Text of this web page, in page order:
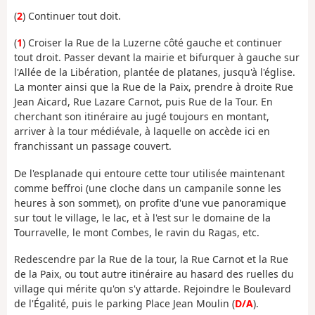
(2) Continuer tout doit.
(1) Croiser la Rue de la Luzerne côté gauche et continuer
tout droit. Passer devant la mairie et bifurquer à gauche sur
l'Allée de la Libération, plantée de platanes, jusqu'à l'église.
La monter ainsi que la Rue de la Paix, prendre à droite Rue
Jean Aicard, Rue Lazare Carnot, puis Rue de la Tour. En
cherchant son itinéraire au jugé toujours en montant,
arriver à la tour médiévale, à laquelle on accède ici en
franchissant un passage couvert.
De l'esplanade qui entoure cette tour utilisée maintenant
comme beffroi (une cloche dans un campanile sonne les
heures à son sommet), on profite d'une vue panoramique
sur tout le village, le lac, et à l'est sur le domaine de la
Tourravelle, le mont Combes, le ravin du Ragas, etc.
Redescendre par la Rue de la tour, la Rue Carnot et la Rue
de la Paix, ou tout autre itinéraire au hasard des ruelles du
village qui mérite qu'on s'y attarde. Rejoindre le Boulevard
de l'Égalité, puis le parking Place Jean Moulin (D/A).